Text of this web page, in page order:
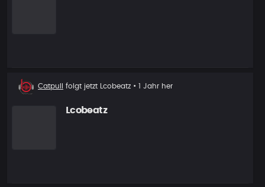
Neuer
Follower
Catpull folgt jetzt Lcobeatz • 1 Jahr her
Lcobeatz